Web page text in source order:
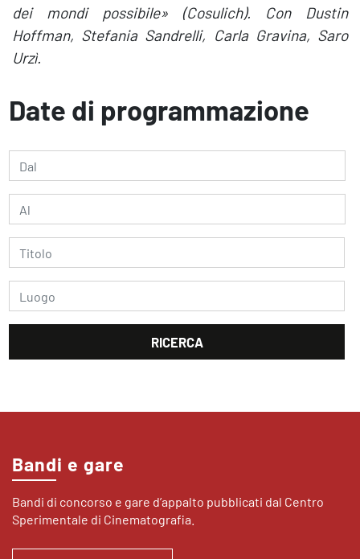
dei mondi possibile» (Cosulich). Con Dustin
Hoffman, Stefania Sandrelli, Carla Gravina, Saro
Urzì.
Date di programmazione
Bandi e gare
Bandi di concorso e gare d’appalto pubblicati dal Centro
Sperimentale di Cinematografia.